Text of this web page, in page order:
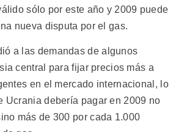
sólo por este año y 2009 puede
nueva disputa por el gas.
a las demandas de algunos
central para fijar precios más a
en el mercado internacional, lo
Ucrania debería pagar en 2009 no
más de 300 por cada 1.000